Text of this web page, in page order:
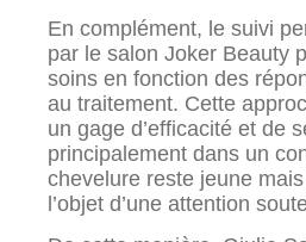
En complément, le suivi
par le salon Joker Beauty
soins en fonction des
au traitement. Cette
un gage d’efficacité et de
principalement dans un
chevelure reste jeune
l’objet d’une attention